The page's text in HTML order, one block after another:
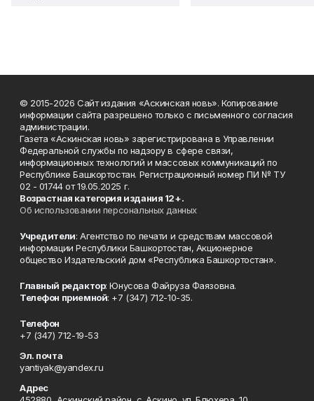
© 2015-2026 Сайт издания «Аскинская новь». Копирование
информации сайта разрешено только с письменного согласия
администрации.
Газета «Аскинская новь» зарегистрирована в Управлении
Федеральной службы по надзору в сфере связи,
информационных технологий и массовых коммуникаций по
Республике Башкортостан. Регистрационный номер ПИ № ТУ
02 - 01744 от 19.05.2025 г.
Возрастная категория издания 12+.
Об использовании персональных данных
Учредители: Агентство по печати и средствам массовой
информации Республики Башкортостан, Акционерное
общество Издательский дом «Республика Башкортостан».
Главный редактор: Юнусова Файруза Фаязовна.
Телефон приемной: +7 (347) 712-10-35.
Телефон
+7 (347) 712-19-53
Эл. почта
yantiyak@yandex.ru
Адрес